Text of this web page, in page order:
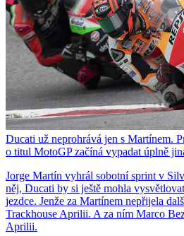
Ducati už neprohrává jen s Martínem.
o titul MotoGP začíná vypadat úplně
Jorge Martín vyhrál sobotní sprint v
něj, Ducati by si ještě mohla
jezdce. Jenže za Martínem nepřijela
Trackhouse Aprilii. A za ním Marco
Aprilii.